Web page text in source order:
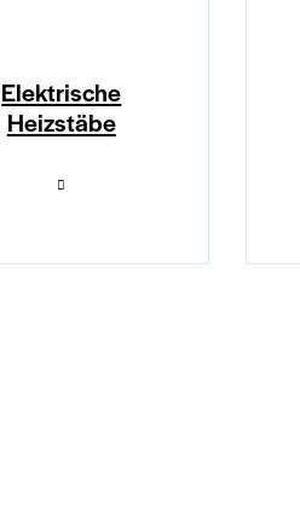
Elektrische
Heizstäbe